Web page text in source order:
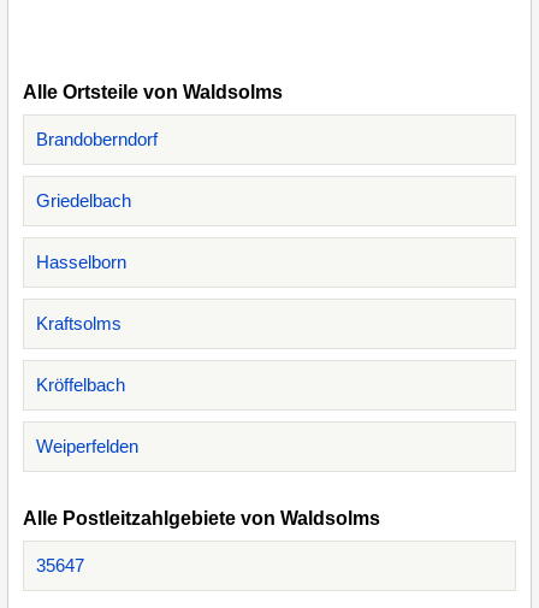
Alle Ortsteile von Waldsolms
Brandoberndorf
Griedelbach
Hasselborn
Kraftsolms
Kröffelbach
Weiperfelden
Alle Postleitzahlgebiete von Waldsolms
35647